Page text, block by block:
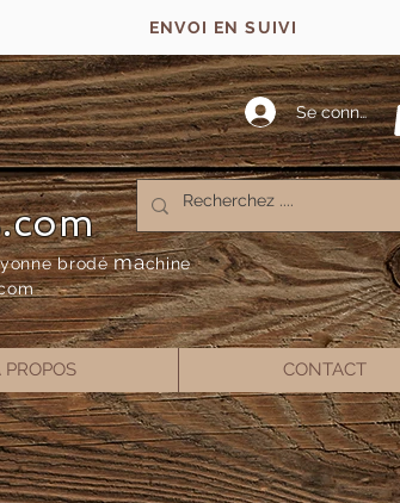
ENVOI EN SUIVI
Se connecter
brodémachine
PROPOS CONTACT